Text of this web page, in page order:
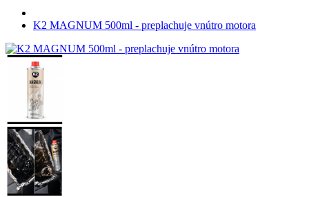
K2 MAGNUM 500ml - preplachuje vnútro motora